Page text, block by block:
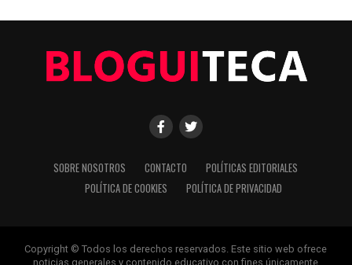
Editorial
Con años de experiencia en primera línea, buscamos los
hechos, los verificamos con rigor y contamos las historias que
dan forma a nuestro mundo. Impulsados por la integridad y
una mirada atenta al detalle, abordamos la política, la cultura y
la tecnología con un análisis preciso y profundo. Cuando los
SOBRE NOSOTROS CONTACTO
POLÍTICAS EDITORIALES
POLÍTICA DE COOKIES
POLÍTICA DE PRIVACIDAD
Copyright © Todos los derechos reservados. Este sitio web ofrece
noticias generales y contenido educativo con fines únicamente